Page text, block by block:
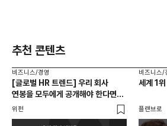
추천 콘텐츠
비즈니스/경영
[글로벌 HR 트렌드] 우리 회사
연봉을 모두에게 공개해야 한다면? |
급여 투명성 법, 해외 사례, 연봉
위펀
비즈니스/
세계 1
플랜브로